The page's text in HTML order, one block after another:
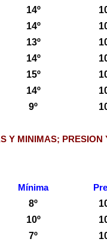
14º
14º
13º
14º
15º
14º
9º
Y MINIMAS; PRESION
Mínima
8º
10º
7º